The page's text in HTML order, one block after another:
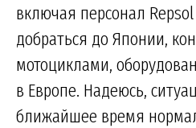
включая персонал
добраться до Японии,
мотоциклами,
в Европе. Надеюсь,
ближайшее время